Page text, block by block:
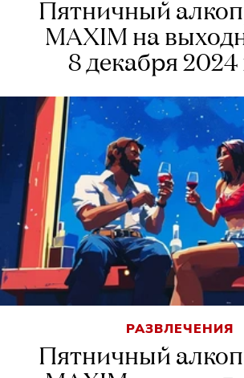
Пятничный
MAXIM на
8 декабря 2024
РАЗВЛЕЧЕНИЯ
Пятничный